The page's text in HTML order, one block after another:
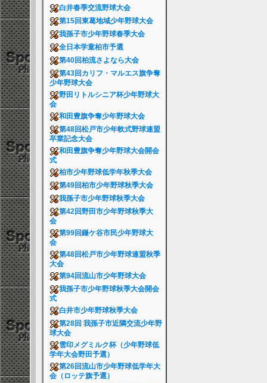
白井春季交流野球大会
第15回東葛地域少年野球大会
我孫子市少年野球春季大会
全日本学童柏市予選
第40回柏流さよなら大会
第43回カリフ・マルエス旗争奪
少年野球大会
野田リトルシニア杯少年野球大
会
和田豊旗争奪少年野球大会
第48回松戸市少年軟式野球連盟
卒業記念大会
和田豊旗争奪少年野球大会開会
式
柏市少年野球低学年秋季大会
第49回柏市少年野球秋季大会
我孫子市少年野球秋季大会
第42回野田市少年野球秋季大
会
第99回鎌ケ谷市民少年野球大
会
第48回松戸市少年野球連盟秋季
大会
第94回流山市少年野球大会
我孫子市少年野球秋季大会開会
式
白井市少年野球秋季大会
第28回 我孫子市近隣交流少年野
球大会
雪印メグミルク杯（少年野球低
学年大会野田予選）
第26回流山市少年野球低学年大
会（ロッテ旗予選）